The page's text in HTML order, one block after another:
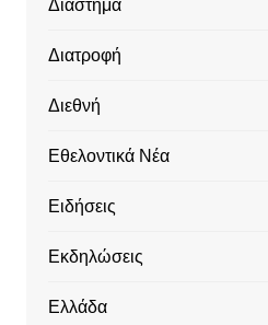
Διάστημα
Διατροφή
Διεθνή
Εθελοντικά Νέα
Ειδήσεις
Εκδηλώσεις
Ελλάδα